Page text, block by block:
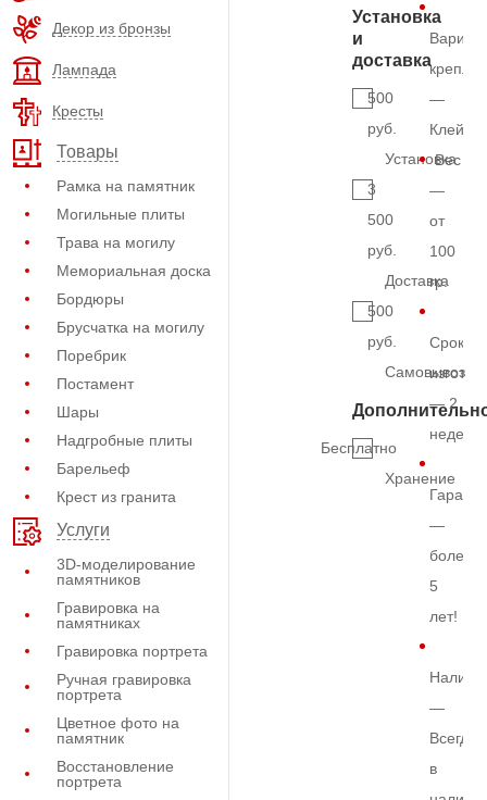
Декор из бронзы
Лампада
Кресты
Товары
Рамка на памятник
Могильные плиты
Трава на могилу
Мемориальная доска
Бордюры
Брусчатка на могилу
Поребрик
Постамент
Шары
Надгробные плиты
Барельеф
Крест из гранита
Услуги
3D-моделирование
памятников
Гравировка на
памятниках
Гравировка портрета
Ручная гравировка
портрета
Цветное фото на
памятник
Восстановление
портрета
Установка
и
доставка
500
руб.
Установка
3
500
руб.
Доставка
500
руб.
Самовывоз
Бесплатно
Хранение
—
Клей
Вес
—
от
100
гр.
Срок
— 2
недели
—
более
5
лет!
—
Всегда
в